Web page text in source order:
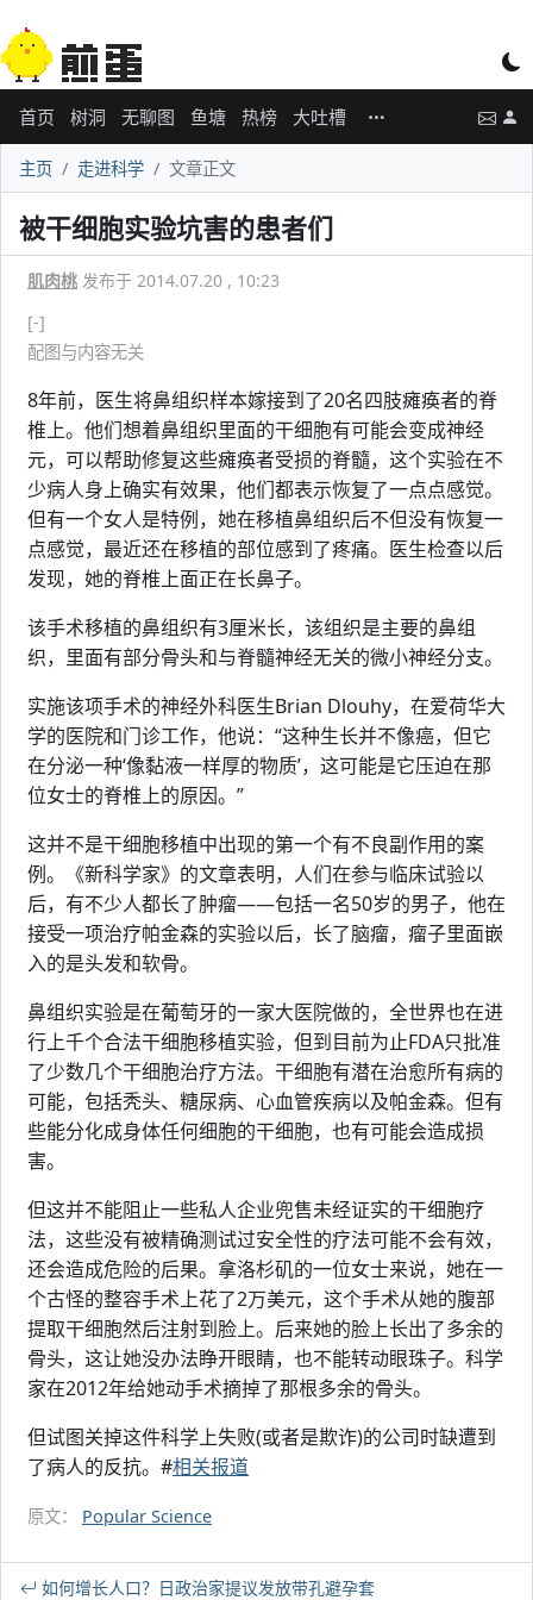
首页 树洞 无聊图 鱼塘 热榜 大吐槽
主页 走进科学 文章正文
被干细胞实验坑害的患者们
肌肉桃 发布于 2014.07.20 , 10:23
[-]
配图与内容无关
8年前，医生将鼻组织样本嫁接到了20名四肢瘫痪者的脊
椎上。他们想着鼻组织里面的干细胞有可能会变成神经
元，可以帮助修复这些瘫痪者受损的脊髓，这个实验在不
少病人身上确实有效果，他们都表示恢复了一点点感觉。
但有一个女人是特例，她在移植鼻组织后不但没有恢复一
点感觉，最近还在移植的部位感到了疼痛。医生检查以后
发现，她的脊椎上面正在长鼻子。
该手术移植的鼻组织有3厘米长，该组织是主要的鼻组
织，里面有部分骨头和与脊髓神经无关的微小神经分支。
实施该项手术的神经外科医生Brian Dlouhy，在爱荷华大
学的医院和门诊工作，他说：“这种生长并不像癌，但它
在分泌一种‘像黏液一样厚的物质’，这可能是它压迫在那
位女士的脊椎上的原因。”
这并不是干细胞移植中出现的第一个有不良副作用的案
例。《新科学家》的文章表明，人们在参与临床试验以
后，有不少人都长了肿瘤——包括一名50岁的男子，他在
接受一项治疗帕金森的实验以后，长了脑瘤，瘤子里面嵌
入的是头发和软骨。
鼻组织实验是在葡萄牙的一家大医院做的，全世界也在进
行上千个合法干细胞移植实验，但到目前为止FDA只批准
了少数几个干细胞治疗方法。干细胞有潜在治愈所有病的
可能，包括秃头、糖尿病、心血管疾病以及帕金森。但有
些能分化成身体任何细胞的干细胞，也有可能会造成损
害。
但这并不能阻止一些私人企业兜售未经证实的干细胞疗
法，这些没有被精确测试过安全性的疗法可能不会有效，
还会造成危险的后果。拿洛杉矶的一位女士来说，她在一
个古怪的整容手术上花了2万美元，这个手术从她的腹部
提取干细胞然后注射到脸上。后来她的脸上长出了多余的
骨头，这让她没办法睁开眼睛，也不能转动眼珠子。科学
家在2012年给她动手术摘掉了那根多余的骨头。
但试图关掉这件科学上失败(或者是欺诈)的公司时缺遭到
了病人的反抗。#相关报道
原文： Popular Science
如何增长人口？日政治家提议发放带孔避孕套